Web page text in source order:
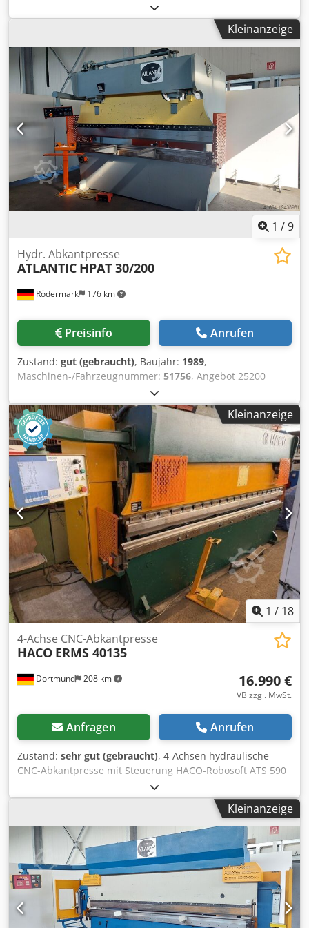
1.000 mm
mm, Fussschalter motorischer Hinteranschlag
Schnittwinkelverstellung Technische Daten / technical
details: Schnittleistung / max. cutting capacity 16 mm max.
Schnittlänge / max. cutting length 3150 mm Dwedpfx Aov
Syyvonkoa Anschlag / limit stop 1000 mm Gewicht der
Maschine / weight 16300 kg Technische Daten, Zubehör
und Beschreibung der Maschine sind unverbindlich -
Technical data, accessories and description of the machine
are not binding.
Kleinanzeige
1 /9
Rödermark 176 km
Hydr. Abkantpresse
ATLANTIC HPAT 30/200
Preisinfo Anrufen
Zustand: gut (gebraucht), Baujahr: 1989,
Maschinen-/Fahrzeugnummer: 51756, Angebot 25200
Technische Daten: - Druckleistung 200 t - Arbeitsbreite
3100 mm - Durchgang zwischen den Ständern 2600 mm -
Tischbreite 180 mm - Ausladung 300 mm - Einbauhöhe 450
mm - Zustellgeschwindigkeit 80 mm/sek. -
Arbeitsgeschwindigkeit 9 mm/sek. -
Rückzuggeschwindigkeit 60 mm/sek. - Stößelhub 120 mm -
Verstellbereich Festanschläge 120 mm - Antrieb 400 V /
18,7 kW - Platzbedarf ca. B 3300 x H 2950 x T 1900 mm -
Gewicht ca. 10500 kg Dwodpswvipgsfx Ankea - mit: -
Einstellung der Presstiefe + Pressdruck - Mot.
Hinteranschlag mit Handrad Feineinstellung - 4-fach
Universalmatrize - Spitzwerkzeug - Zweihandbedienpult,
Fußtaster,
Kleinanzeige
1 / 18
Dortmund 208 km
4-Achse CNC-Abkantpresse
HACO ERMS 40135
16.990 €
VB zzgl. MwSt.
Anfragen Anrufen
Zustand: sehr gut (gebraucht), 4-Achsen hydraulische
CNC-Abkantpresse mit Steuerung HACO-Robosoft ATS 590
Graphic (2008 modernisiert) und CE-Konform
Druckleistung 135 t Abkantlänge 4000 mm Abmaße L x B x
H ca. 4500 x 1600 x 2320 mm Gewicht 10500 kg Zubehör /
Besondere Merkmale: • 4-Achsen CNC-Steuerung HACO
ATS 590 Graphic Y1 +Y2, X, R für Eintauchtiefe,
Hinteranschlag und Anschlagfinger oben/mitte/unten • Die
Anschlagfinger zusammen/auseinander werden manuell
eingestellt • Graphische Programmierung und Darstellung
• CE-Konform durch 1 Arbeitsgeschwindigkeit •
Hydraulische Gleichlaufsteuerung • Manuelle Tisch-
Kleinanzeige